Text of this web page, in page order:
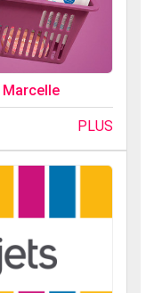
Marcelle
PLUS